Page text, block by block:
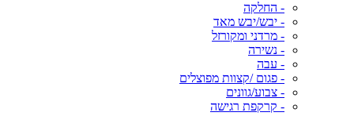
- החלקה
- יבש/יבש מאד
- מרדני ומקורזל
- נשירה
- עבה
- פגום /קצוות מפוצלים
- צבוע/גוונים
- קרקפת רגישה